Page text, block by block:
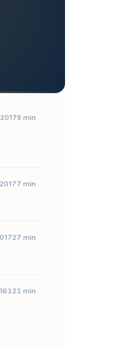
8 min
7 min
27 min
121 min